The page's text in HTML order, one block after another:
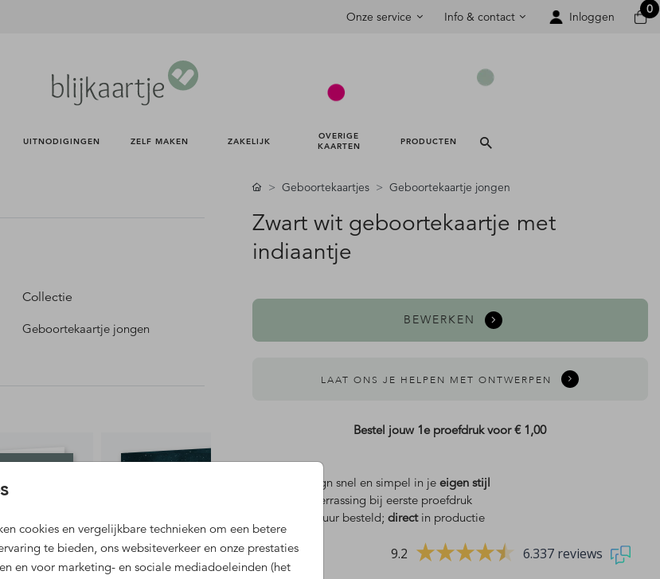
Onze service Info & contact Inloggen
0
UITNODIGINGEN ZELF MAKEN ZAKELIJK
OVERIGE
KAARTEN
PRODUCTEN
cookies en vergelijkbare technieken om een betere
te bieden, ons websiteverkeer en onze prestaties
en voor marketing- en sociale mediadoeleinden (het
Collectie
Geboortekaartje jongen
Geboortekaartjes Geboortekaartje jongen
Zwart wit geboortekaartje met
indiaantje
BEWERKEN
LAAT ONS JE HELPEN MET ONTWERPEN
Bestel jouw 1e proefdruk voor€ 1,00
Dit design snel en simpel in je eigen stijl
verrassing bij eerste proefdruk
Voor 18 uur besteld; directin productie
9.2 6.337 reviews